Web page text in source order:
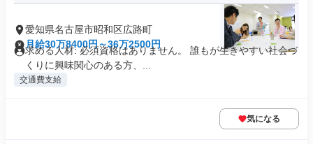
愛知県名古屋市昭和区広路町
月給30万8400円～36万2500円
求める人材: 必須資格はありません。 誰もが生きやすい社会づ
くりに興味関心のある方、...
交通費支給
気になる